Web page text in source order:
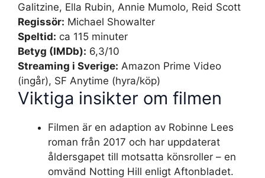
Galitzine, Ella Rubin, Annie Mumolo, Reid Scott
Regissör: Michael Showalter
Speltid: ca 115 minuter
Betyg (IMDb): 6,3/10
Streaming i Sverige: Amazon Prime Video
(ingår), SF Anytime (hyra/köp)
Viktiga insikter om filmen
Filmen är en adaption av Robinne Lees
roman från 2017 och har uppdaterat
åldersgapet till motsatta könsroller – en
omvänd Notting Hill enligt Aftonbladet.